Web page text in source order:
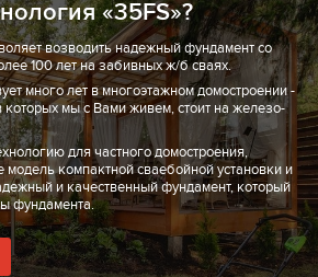
«35FS»?
возводить надежный фундамент со
100 лет на забивных ж/б сваях.
много лет в многоэтажном домостроении -
мы с Вами живем, стоит на железо-
для частного домостроения,
модель компактной сваебойной установки и
и качественный фундамент, который
фундамента.